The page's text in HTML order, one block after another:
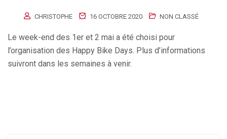
CHRISTOPHE 16 OCTOBRE 2020 NON CLASSÉ
Le week-end des 1er et 2 mai a été choisi pour
l’organisation des Happy Bike Days. Plus d’informations
suivront dans les semaines à venir.